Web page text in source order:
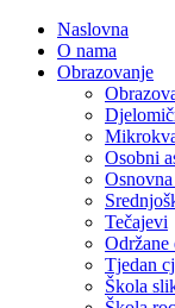
Naslovna
O nama
Obrazovanje
Osobni
Tečajevi
Održane
Tjedan
Škola